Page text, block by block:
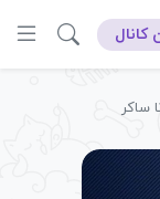
کانال
ساکر